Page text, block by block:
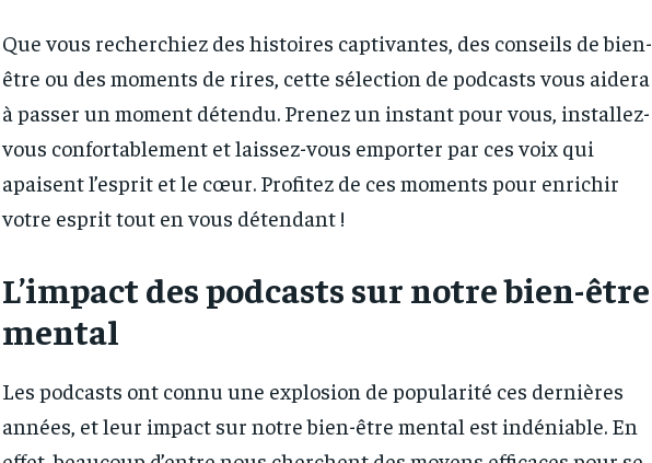
Que vous recherchiez des histoires captivantes, des conseils de bien-
être ou des moments de rires, cette sélection de podcasts vous aidera
à passer un moment détendu. Prenez un instant pour vous, installez-
vous confortablement et laissez-vous emporter par ces voix qui
apaisent l’esprit et le cœur. Profitez de ces moments pour enrichir
votre esprit tout en vous détendant !
L’impact des podcasts sur notre bien-être
mental
Les podcasts ont connu une explosion de popularité ces dernières
années, et leur impact sur notre bien-être mental est indéniable. En